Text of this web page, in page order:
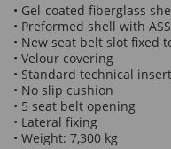
• Gel-coated fiberglass
• Preformed shell with
• New seat belt slot fixed
• Velour covering
• Standard technical
• No slip cushion
• 5 seat belt opening
• Lateral fixing
• Weight: 7,300 kg